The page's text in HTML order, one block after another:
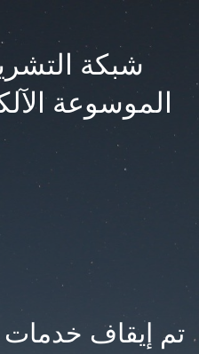
شبكة
الموسوعة
تم إيقاف